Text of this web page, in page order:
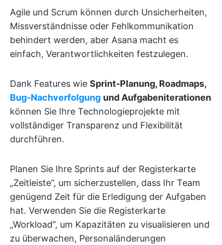
Agile und Scrum können durch Unsicherheiten,
Missverständnisse oder Fehlkommunikation
behindert werden, aber Asana macht es
einfach, Verantwortlichkeiten festzulegen.
Dank Features wie Sprint-Planung, Roadmaps,
Bug-Nachverfolgung und Aufgabeniterationen
können Sie Ihre Technologieprojekte mit
vollständiger Transparenz und Flexibilität
durchführen.
Planen Sie Ihre Sprints auf der Registerkarte
„Zeitleiste“, um sicherzustellen, dass Ihr Team
genügend Zeit für die Erledigung der Aufgaben
hat. Verwenden Sie die Registerkarte
„Workload“, um Kapazitäten zu visualisieren und
zu überwachen, Personaländerungen